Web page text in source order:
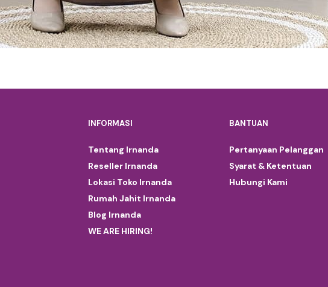
INFORMASI
Tentang Irnanda
Reseller Irnanda
Lokasi Toko Irnanda
Rumah Jahit Irnanda
Blog Irnanda
WE ARE HIRING!
BANTUAN
Pertanyaan Pelanggan
Syarat & Ketentuan
Hubungi Kami